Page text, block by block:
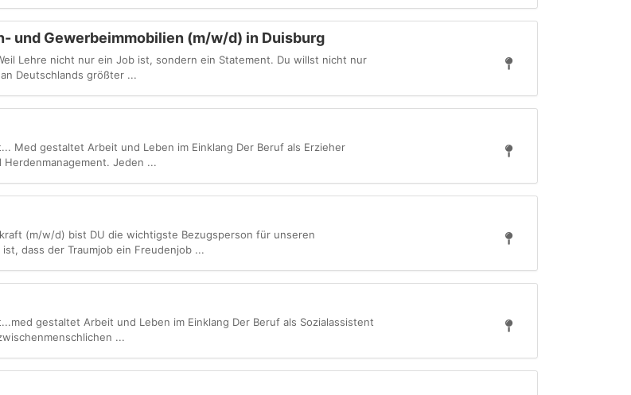
und Gewerbeimmobilien (m/w/d) in Duisburg
Lehre nicht nur ein Job ist, sondern ein Statement. Du willst nicht nur
Deutschlands größter ...
Med gestaltet Arbeit und Leben im Einklang Der Beruf als Erzieher
Jeden ...
(m/w/d) bist DU die wichtigste Bezugsperson für unseren
dass der Traumjob ein Freudenjob ...
gestaltet Arbeit und Leben im Einklang Der Beruf als Sozialassistent
...